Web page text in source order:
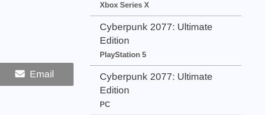
Email
Xbox Series X
Cyberpunk 2077: Ultimate
Edition
PlayStation 5
Cyberpunk 2077: Ultimate
Edition
PC